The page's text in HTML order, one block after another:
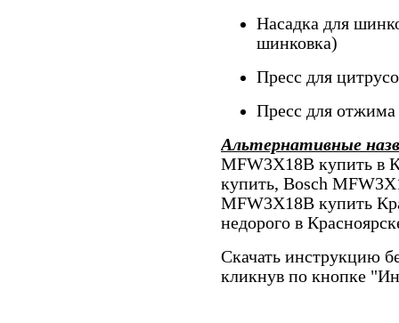
Насадка для
шинковка)
Пресс для
Пресс для отжима
Альтернативные
MFW3X18B купить в
купить, Bosch
MFW3X18B купить
недорого в
Скачать инструкцию
кликнув по кнопке